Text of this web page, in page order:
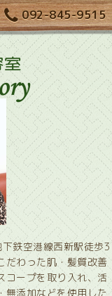
092-845-9515
鉄空港線西新駅徒歩3
だわった肌・髪質改善
コープを取り入れ、活
無添加などを使用した